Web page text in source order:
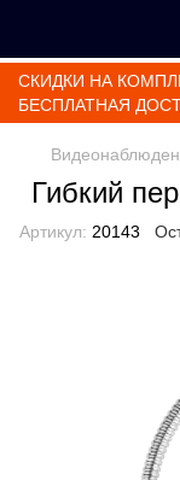
СКИДКИ НА
БЕСПЛАТНАЯ
Гибкий
Артикул: 20143